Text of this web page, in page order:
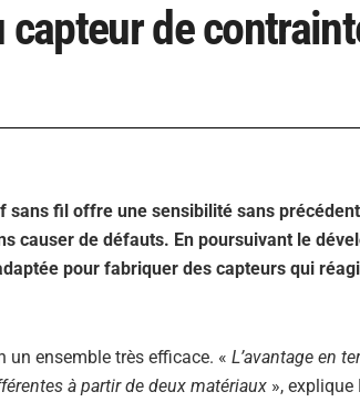
de
fil offre une sensibilité sans
de défauts. En poursuivant le
pour fabriquer des capteurs qui
ensemble très efficace. « L’avantage en
à partir de deux matériaux »,